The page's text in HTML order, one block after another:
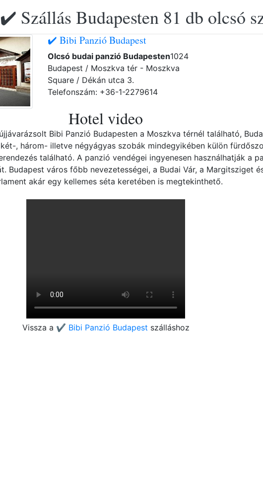
✔️ Szállás Budapesten 81 db olcsó
✔️ Bibi Panzió Budapest
Olcsó budai panzió Budapesten1024
Budapest / Moszkva tér - Moszkva
Square / Dékán utca 3.
Telefonszám: +36-1-2279614
Hotel video
Bibi Panzió Budapesten a Moszkva térnél található, Buda
, három- illetve négyágyas szobák mindegyikében külön
található. A panzió vendégei ingyenesen használhatják a
Budapest város főbb nevezetességei, a Budai Vár, a Margitsziget
akár egy kellemes séta keretében is megtekinthető.
Vissza a ✔️ Bibi Panzió Budapest szálláshoz